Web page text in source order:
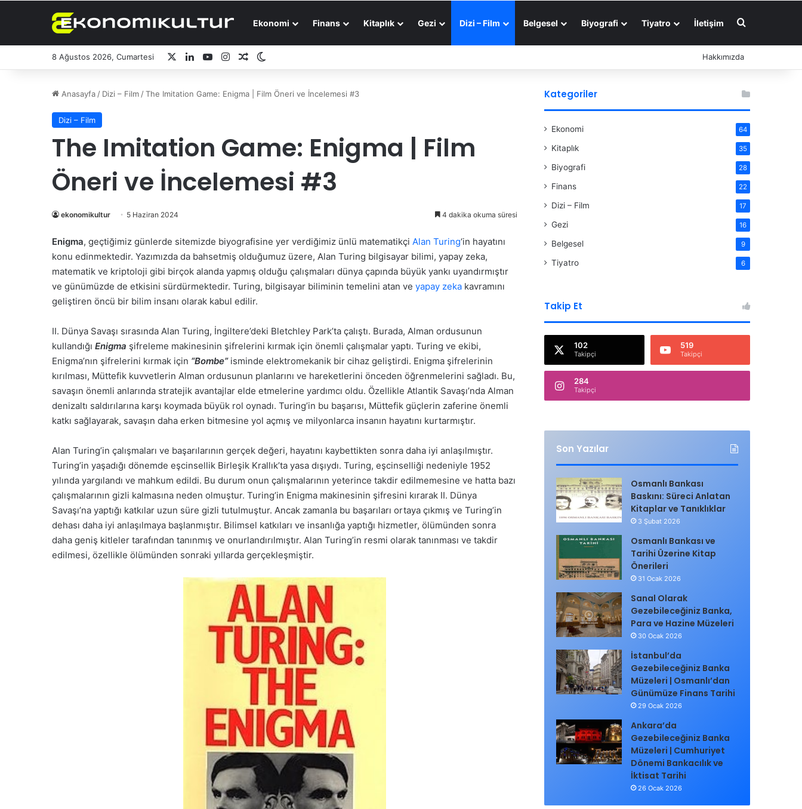
Ekonomi Finans Kitaplık Gezi Dizi – Film Belgesel Biyografi Tiyatro İletişim Arama yap
8 Ağustos 2026, Cumartesi LinkedInYouTubeInstagramRastgele Makale Hakkımızda
Anasayfa / Dizi – Film /The Imitation Game: Enigma | Film Öneri ve İncelemesi #3
Dizi – Film
The Imitation Game: Enigma | Film
Öneri ve İncelemesi #3
ekonomikultur 5 Haziran 2024 4 dakika okuma süresi
Enigma, geçtiğimiz günlerde sitemizde biyografisine yer verdiğimiz ünlü matematikçi Alan Turing‘in hayatını
konu edinmektedir. Yazımızda da bahsetmiş olduğumuz üzere, Alan Turing bilgisayar bilimi, yapay zeka,
matematik ve kriptoloji gibi birçok alanda yapmış olduğu çalışmaları dünya çapında büyük yankı uyandırmıştır
ve günümüzde de etkisini sürdürmektedir. Turing, bilgisayar biliminin temelini atan ve yapay zeka kavramını
geliştiren öncü bir bilim insanı olarak kabul edilir.
II. Dünya Savaşı sırasında Alan Turing, İngiltere’deki Bletchley Park’ta çalıştı. Burada, Alman ordusunun
kullandığı Enigma şifreleme makinesinin şifrelerini kırmak için önemli çalışmalar yaptı. Turing ve ekibi,
Enigma’nın şifrelerini kırmak için “Bombe”isminde elektromekanik bir cihaz geliştirdi. Enigma şifrelerinin
kırılması, Müttefik kuvvetlerin Alman ordusunun planlarını ve hareketlerini önceden öğrenmelerini sağladı. Bu,
savaşın önemli anlarında stratejik avantajlar elde etmelerine yardımcı oldu. Özellikle Atlantik Savaşı’nda Alman
denizaltı saldırılarına karşı koymada büyük rol oynadı. Turing’in bu başarısı, Müttefik güçlerin zaferine önemli
katkı sağlayarak, savaşın daha erken bitmesine yol açmış ve milyonlarca insanın hayatını kurtarmıştır.
Alan Turing’in çalışmaları ve başarılarının gerçek değeri, hayatını kaybettikten sonra daha iyi anlaşılmıştır.
Turing’in yaşadığı dönemde eşcinsellik Birleşik Krallık’ta yasa dışıydı. Turing, eşcinselliği nedeniyle 1952
yılında yargılandı ve mahkum edildi. Bu durum onun çalışmalarının yeterince takdir edilmemesine ve hatta bazı
çalışmalarının gizli kalmasına neden olmuştur. Turing’in Enigma makinesinin şifresini kırarak II. Dünya
Savaşı’na yaptığı katkılar uzun süre gizli tutulmuştur. Ancak zamanla bu başarıları ortaya çıkmış ve Turing’in
dehası daha iyi anlaşılmaya başlanmıştır. Bilimsel katkıları ve insanlığa yaptığı hizmetler, ölümünden sonra
daha geniş kitleler tarafından tanınmış ve onurlandırılmıştır. Alan Turing’in resmi olarak tanınması ve takdir
edilmesi, özellikle ölümünden sonraki yıllarda gerçekleşmiştir.
Kategoriler
Ekonomi 64
Kitaplık 35
Biyografi 28
Finans 22
Dizi – Film 17
Gezi 16
Belgesel 9
Tiyatro 6
Takip Et
102
Takipçi
519
Takipçi
284
Takipçi
Son Yazılar
Osmanlı Bankası
Baskını: Süreci Anlatan
Kitaplar ve Tanıklıklar
3 Şubat 2026
Osmanlı Bankası ve
Tarihi Üzerine Kitap
Önerileri
31 Ocak 2026
Sanal Olarak
Gezebileceğiniz Banka,
Para ve Hazine Müzeleri
30 Ocak 2026
İstanbul’da
Gezebileceğiniz Banka
Müzeleri | Osmanlı’dan
Günümüze Finans Tarihi
29 Ocak 2026
Ankara’da
Gezebileceğiniz Banka
Müzeleri | Cumhuriyet
Dönemi Bankacılık ve
İktisat Tarihi
26 Ocak 2026